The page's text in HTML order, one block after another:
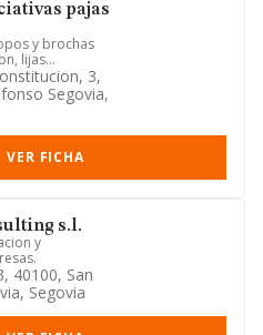
pajas
y brochas
lijas
...
3,
Segovia,
VER FICHA
s.l.
y
40100, San
Segovia